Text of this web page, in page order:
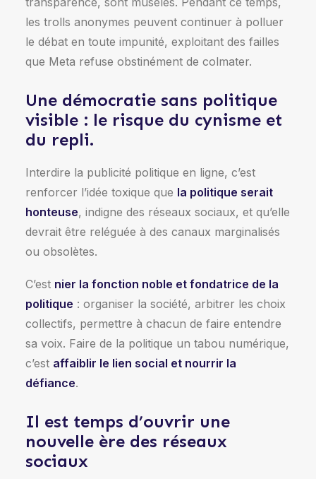
les trolls anonymes peuvent continuer à polluer
le débat en toute impunité, exploitant des failles
que Meta refuse obstinément de colmater.
Une démocratie sans politique
visible : le risque du cynisme et
du repli.
Interdire la publicité politique en ligne, c’est
renforcer l’idée toxique que la politique serait
honteuse, indigne des réseaux sociaux, et qu’elle
devrait être reléguée à des canaux marginalisés
ou obsolètes.
C’est nier la fonction noble et fondatrice de la
politique : organiser la société, arbitrer les choix
collectifs, permettre à chacun de faire entendre
sa voix. Faire de la politique un tabou numérique,
c’est affaiblir le lien social et nourrir la
défiance.
Il est temps d’ouvrir une
nouvelle ère des réseaux
sociaux